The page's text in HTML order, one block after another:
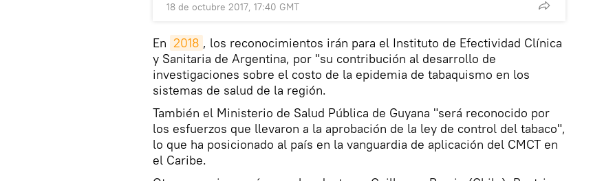
18 de octubre 2017, 17:40 GMT
En 2018 , los reconocimientos irán para el Instituto de Efectividad Clínica
y Sanitaria de Argentina, por "su contribución al desarrollo de
investigaciones sobre el costo de la epidemia de tabaquismo en los
sistemas de salud de la región.
También el Ministerio de Salud Pública de Guyana "será reconocido por
los esfuerzos que llevaron a la aprobación de la ley de control del tabaco",
lo que ha posicionado al país en la vanguardia de aplicación del CMCT en
el Caribe.